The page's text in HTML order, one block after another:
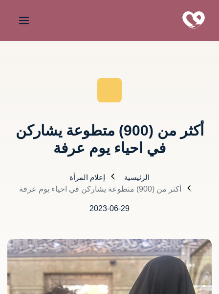
أكثر من (900) متطوعة يشاركن
في احياء يوم عرفة
الرئيسية
إعلام المرأة
أكثر من (900) متطوعة يشاركن في احياء يوم عرفة
2023-06-29